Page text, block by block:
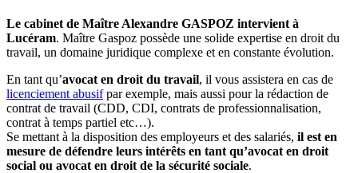
Le cabinet de Maître Alexandre GASPOZ intervient à
Lucéram. Maître Gaspoz possède une solide expertise en droit du
travail, un domaine juridique complexe et en constante évolution.
En tant qu’avocat en droit du travail, il vous assistera en cas de
licenciement abusifpar exemple, mais aussi pour la rédaction de
contrat de travail (CDD, CDI, contrats de professionnalisation,
contrat à temps partiel etc…).
Se mettant à la disposition des employeurs et des salariés, il est en
mesure de défendre leurs intérêts en tant qu’avocat en droit
social ou avocat en droit de la sécurité sociale.